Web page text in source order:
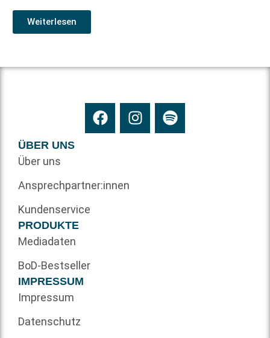
Weiterlesen
ÜBER UNS
Über uns
Ansprechpartner:innen
Kundenservice
PRODUKTE
Mediadaten
BoD-Bestseller
IMPRESSUM
Impressum
Datenschutz